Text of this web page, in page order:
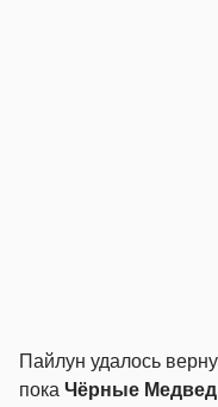
Пайлун удалось
пока Чёрные